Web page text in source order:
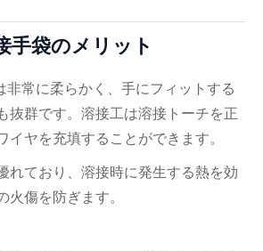
手袋のメリット
非常に柔らかく、手にフィットする
抜群です。溶接工は溶接トーチを正
イヤを充填することができます。
れており、溶接時に発生する熱を効
火傷を防ぎます。